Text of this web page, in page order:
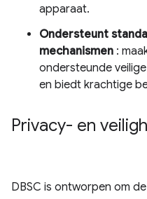
apparaat.
Ondersteunt
mechanismen :
ondersteunde
en biedt krachtige
Privacy- en
DBSC is ontworpen om